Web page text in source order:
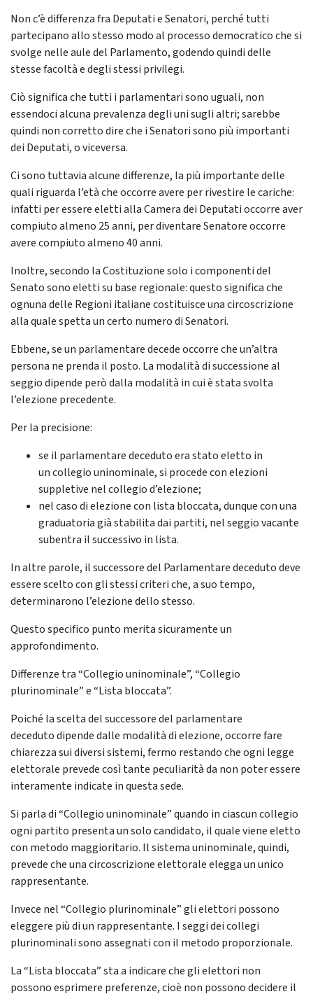
Non c’è differenza fra Deputati e Senatori, perché tutti
partecipano allo stesso modo al processo democratico che si
svolge nelle aule del Parlamento, godendo quindi delle
stesse facoltà e degli stessi privilegi.
Ciò significa che tutti i parlamentari sono uguali, non
essendoci alcuna prevalenza degli uni sugli altri; sarebbe
quindi non corretto dire che i Senatori sono più importanti
dei Deputati, o viceversa.
Ci sono tuttavia alcune differenze, la più importante delle
quali riguarda l’età che occorre avere per rivestire le cariche:
infatti per essere eletti alla Camera dei Deputati occorre aver
compiuto almeno 25 anni, per diventare Senatore occorre
avere compiuto almeno 40 anni.
Inoltre, secondo la Costituzione solo i componenti del
Senato sono eletti su base regionale: questo significa che
ognuna delle Regioni italiane costituisce una circoscrizione
alla quale spetta un certo numero di Senatori.
Ebbene, se un parlamentare decede occorre che un’altra
persona ne prenda il posto. La modalità di successione al
seggio dipende però dalla modalità in cui è stata svolta
l’elezione precedente.
Per la precisione:
se il parlamentare deceduto era stato eletto in
un collegio uninominale, si procede con elezioni
suppletive nel collegio d’elezione;
nel caso di elezione con lista bloccata, dunque con una
graduatoria già stabilita dai partiti, nel seggio vacante
subentra il successivo in lista.
In altre parole, il successore del Parlamentare deceduto deve
essere scelto con gli stessi criteri che, a suo tempo,
determinarono l’elezione dello stesso.
Questo specifico punto merita sicuramente un
approfondimento.
Differenze tra “Collegio uninominale”, “Collegio
plurinominale” e “Lista bloccata”.
Poiché la scelta del successore del parlamentare
deceduto dipende dalle modalità di elezione, occorre fare
chiarezza sui diversi sistemi, fermo restando che ogni legge
elettorale prevede così tante peculiarità da non poter essere
interamente indicate in questa sede.
Si parla di “Collegio uninominale” quando in ciascun collegio
ogni partito presenta un solo candidato, il quale viene eletto
con metodo maggioritario. Il sistema uninominale, quindi,
prevede che una circoscrizione elettorale elegga un unico
rappresentante.
Invece nel “Collegio plurinominale” gli elettori possono
eleggere più di un rappresentante. I seggi dei collegi
plurinominali sono assegnati con il metodo proporzionale.
La “Lista bloccata” sta a indicare che gli elettori non
possono esprimere preferenze, cioè non possono decidere il